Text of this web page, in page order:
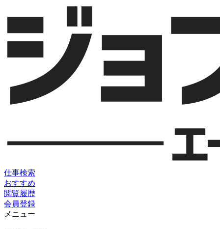
仕事検索
おすすめ
閲覧履歴
会員登録
メニュー